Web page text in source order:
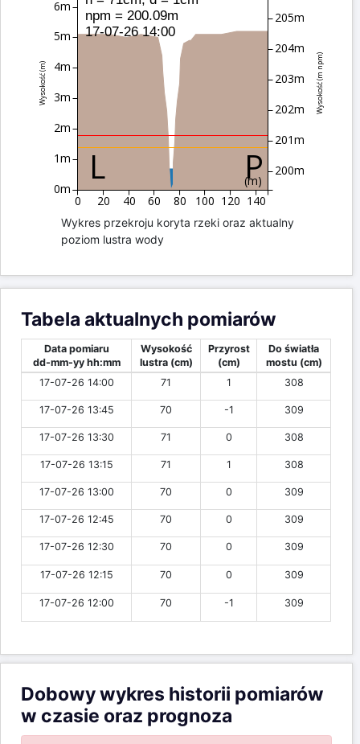
(m)
0 20 40 60 80 100 120 140
Wysokość (m)
0m
1m
2m
3m
4m
5m
6m
Wysokość (m npm)
200m
201m
202m
203m
204m
205m
npm = 200.09m
17-07-26 14:00
Wykres przekroju koryta rzeki oraz aktualny
poziom lustra wody
Tabela aktualnych pomiarów
Data pomiaru
dd-mm-yy hh:mm
Wysokość
lustra (cm)
Przyrost
(cm)
Do światła
mostu (cm)
17-07-26 14:00
71 1 308
17-07-26 13:45 70 -1 309
17-07-26 13:30 71 0 308
17-07-26 13:15 71 1 308
17-07-26 13:00 70 0 309
17-07-26 12:45 70 0 309
17-07-26 12:30 70 0 309
17-07-26 12:15 70 0 309
17-07-26 12:00 70 -1 309
Dobowy wykres historii pomiarów
w czasie oraz prognoza